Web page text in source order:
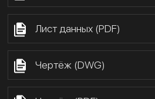
Лист данных (PDF)
Чертёж (DWG)